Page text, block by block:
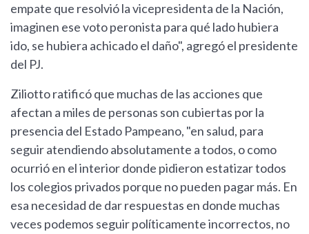
empate que resolvió la vicepresidenta de la Nación,
imaginen ese voto peronista para qué lado hubiera
ido, se hubiera achicado el daño", agregó el presidente
del PJ.
Ziliotto ratificó que muchas de las acciones que
afectan a miles de personas son cubiertas por la
presencia del Estado Pampeano, "en salud, para
seguir atendiendo absolutamente a todos, o como
ocurrió en el interior donde pidieron estatizar todos
los colegios privados porque no pueden pagar más. En
esa necesidad de dar respuestas en donde muchas
veces podemos seguir políticamente incorrectos, no